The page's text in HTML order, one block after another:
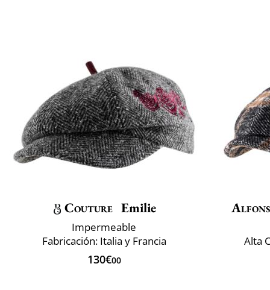
Couture Emilie
Impermeable
Fabricación: Italia y Francia
130€00
Alta